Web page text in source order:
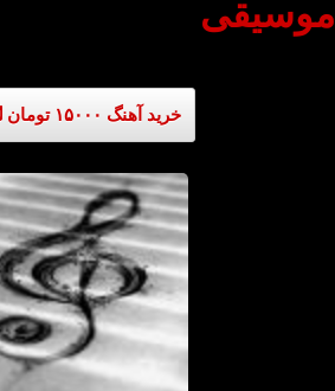
موسیقی
خرید آهنگ ۱۵۰۰۰ تومان